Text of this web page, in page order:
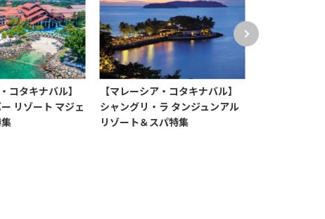
コタキナバル】
リゾート マジェ
【マレーシア・コタキナバル】
シャングリ・ラ タンジュンアル
リゾート＆スパ特集